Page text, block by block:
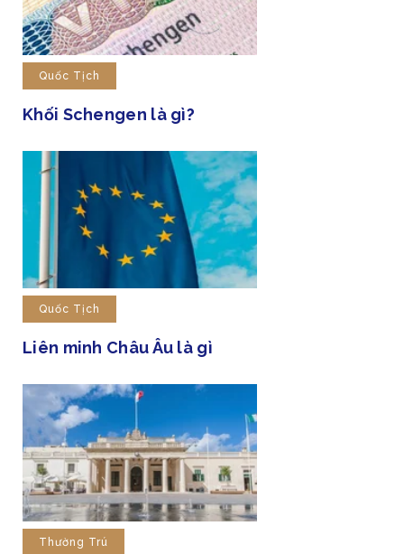
Quốc Tịch
Khối Schengen là gì?
Quốc Tịch
Liên minh Châu Âu là gì
Thường Trú